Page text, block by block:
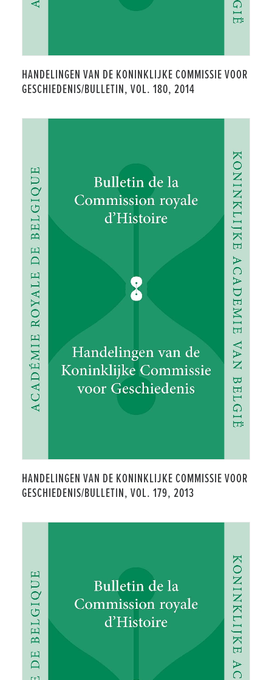
HANDELINGEN VAN DE KONINKLIJKE COMMISSIE VOOR
GESCHIEDENIS/BULLETIN, VOL. 180, 2014
HANDELINGEN VAN DE KONINKLIJKE COMMISSIE VOOR
GESCHIEDENIS/BULLETIN, VOL. 179, 2013